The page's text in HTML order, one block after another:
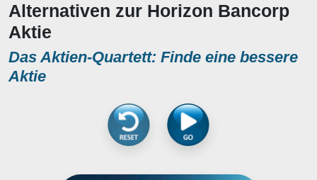
Alternativen zur Horizon Bancorp
Aktie
Das Aktien-Quartett: Finde eine bessere
Aktie